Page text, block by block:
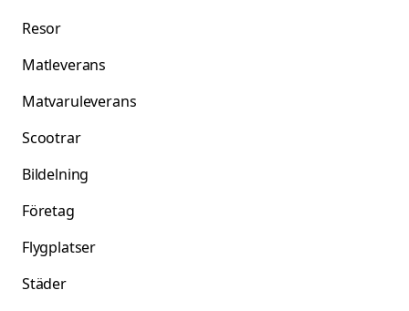
Resor
Matleverans
Matvaruleverans
Scootrar
Bildelning
Företag
Flygplatser
Städer